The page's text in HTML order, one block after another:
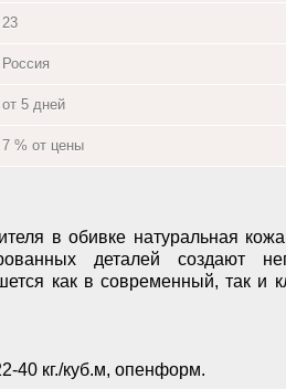
23
Россия
от 5 дней
7 % от цены
в обивке натуральная
деталей создают
как в современный, так и
40 кг./куб.м, опенформ.